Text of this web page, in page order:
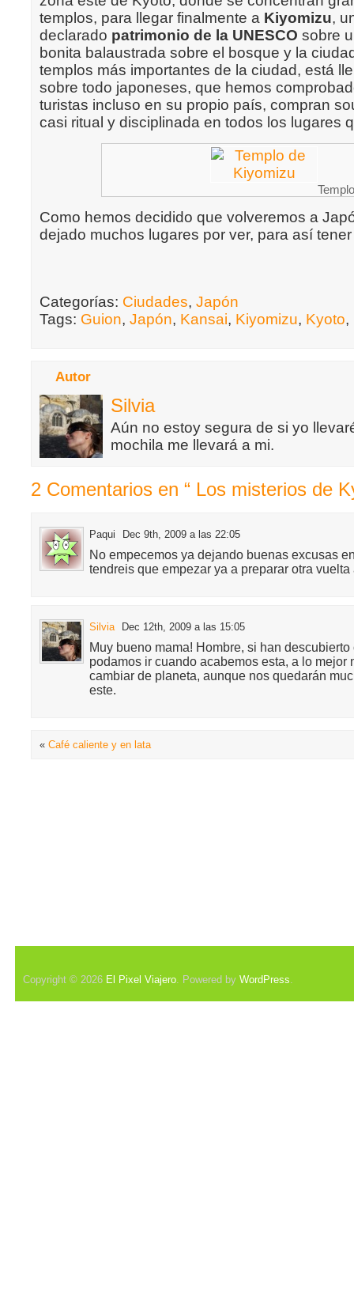
templos, para llegar finalmente a Kiyomizu,
declarado patrimonio de la UNESCO sobre
bonita balaustrada sobre el bosque y la
templos más importantes de la ciudad, está
sobre todo japoneses, que hemos
turistas incluso en su propio país, compran
casi ritual y disciplinada en todos los lugares
Como hemos decidido que volveremos a
dejado muchos lugares por ver, para así
Categorías: Ciudades, Japón
Tags: Guion, Japón, Kansai, Kiyomizu, Kyoto,
Autor
Silvia
Aún no estoy segura de si yo
mochila me llevará a mi.
2 Comentarios en “ Los misterios de
Paqui Dec 9th, 2009 a las 22:05
No empecemos ya dejando buenas excusas
tendreis que empezar ya a preparar otra
Silvia Dec 12th, 2009 a las 15:05
Muy bueno mama! Hombre, si han
podamos ir cuando acabemos esta, a lo mejor
cambiar de planeta, aunque nos quedarán
este.
« Café caliente y en lata
Copyright © 2026 El Pixel Viajero. Powered by WordPress.